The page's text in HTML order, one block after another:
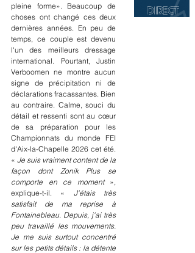
pleine forme». Beaucoup de
choses ont changé ces deux
dernières années. En peu de
temps, ce couple est devenu
l'un des meilleurs dressage
international. Pourtant, Justin
Verboomen ne montre aucun
signe de précipitation ni de
déclarations fracassantes. Bien
au contraire. Calme, souci du
détail et ressenti sont au cœur
de sa préparation pour les
Championnats du monde FEI
d'Aix-la-Chapelle 2026 cet été.
« Je suis vraiment content de la
façon dont Zonik Plus se
comporte en ce moment »,
explique-t-il. « J'étais très
satisfait de ma reprise à
Fontainebleau. Depuis, j'ai très
peu travaillé les mouvements.
Je me suis surtout concentré
sur les petits détails : la détente